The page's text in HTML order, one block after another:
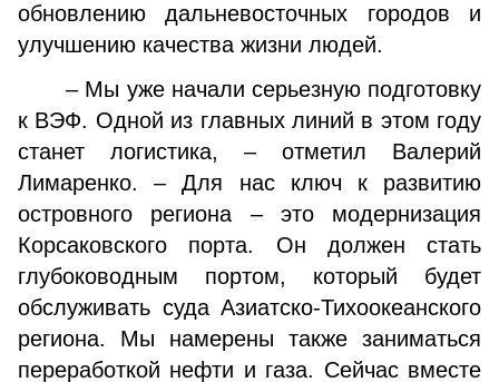
обновлению дальневосточных городов и
улучшению качества жизни людей.
– Мы уже начали серьезную подготовку
к ВЭФ. Одной из главных линий в этом году
станет логистика, – отметил Валерий
Лимаренко. – Для нас ключ к развитию
островного региона – это модернизация
Корсаковского порта. Он должен стать
глубоководным портом, который будет
обслуживать суда Азиатско-Тихоокеанского
региона. Мы намерены также заниматься
переработкой нефти и газа. Сейчас вместе